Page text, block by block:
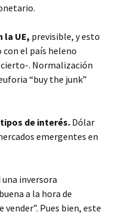
la UE, previsible, y esto
con el país heleno
cierto-. Normalización
“buy the junk”
de interés. Dólar
emergentes en
una inversora
a la hora de
Pues bien, este